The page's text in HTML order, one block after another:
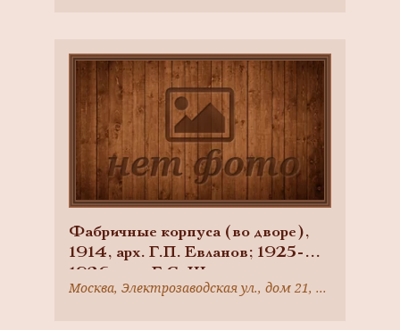
Фабричные корпуса (во дворе),
1914, арх. Г.П. Евланов; 1925-
1926, арх. Г.С. Шиханов,
ансамбль фабрики ТовариществаМосква, Электрозаводская ул., дом 21, корпус 5